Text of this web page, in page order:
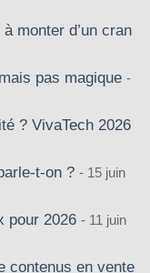
à monter d’un cran
pas magique
? VivaTech 2026
t-on ?
15 juin
pour 2026
11 juin
contenus en vente